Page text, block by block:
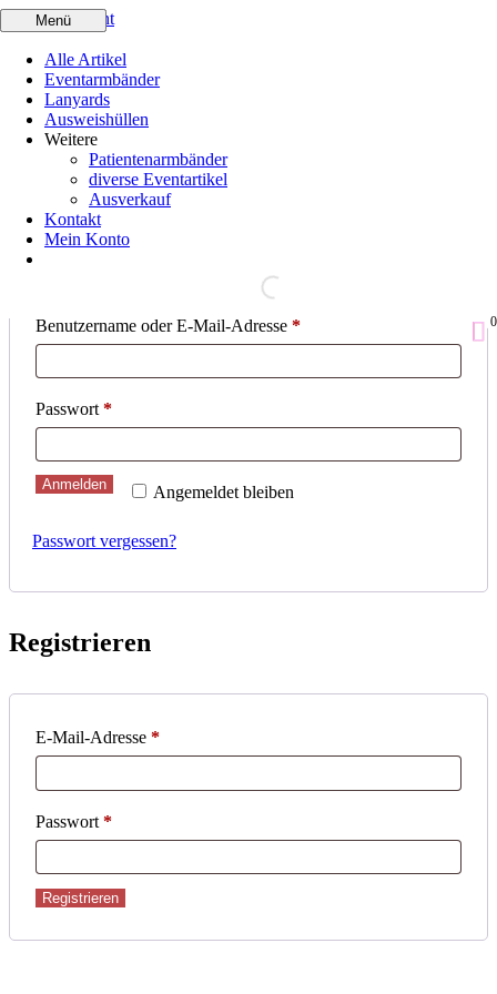
Skip to content
Menü
Alle Artikel
Eventarmbänder
Lanyards
Ausweishüllen
Weitere
Patientenarmbänder
diverse Eventartikel
Ausverkauf
Kontakt
Mein Konto
0
Menü
Alle Artikel
Eventarmbänder
Lanyards
Ausweishüllen
Weitere
Patientenarmbänder
diverse Eventartikel
Ausverkauf
Kontakt
Mein Konto
0
Kontodetails
Anmelden
Benutzername oder E-Mail-Adresse *Erforderlich
Passwort *Erforderlich
Angemeldet bleiben
Anmelden
Passwort vergessen?
Registrieren
E-Mail-Adresse *Erforderlich
Passwort *Erforderlich
Registrieren